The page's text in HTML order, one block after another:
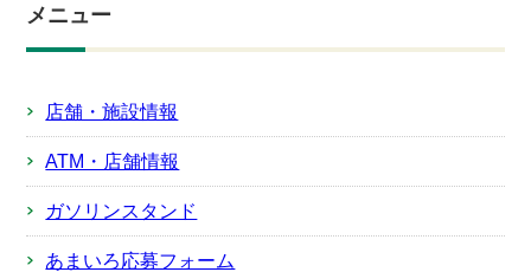
メニュー
店舗・施設情報
ATM・店舗情報
ガソリンスタンド
あまいろ応募フォーム